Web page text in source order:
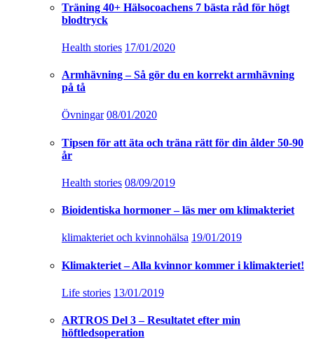
Träning 40+ Hälsocoachens 7 bästa råd för högt
blodtryck
Health stories 17/01/2020
Armhävning – Så gör du en korrekt armhävning
på tå
Övningar 08/01/2020
Tipsen för att äta och träna rätt för din ålder 50-90
år
Health stories 08/09/2019
Bioidentiska hormoner – läs mer om klimakteriet
klimakteriet och kvinnohälsa 19/01/2019
Klimakteriet – Alla kvinnor kommer i klimakteriet!
Life stories 13/01/2019
ARTROS Del 3 – Resultatet efter min
höftledsoperation